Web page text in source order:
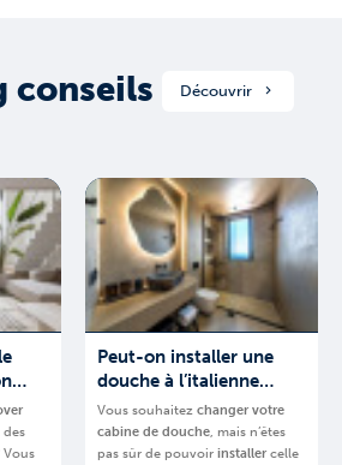
conseils Découvrir
Vous
Peut-on installer une
douche à l’italienne
partout ?
Vous souhaitez changer votre
cabine de douche, mais n’êtes
pas sûr de pouvoir installer celle